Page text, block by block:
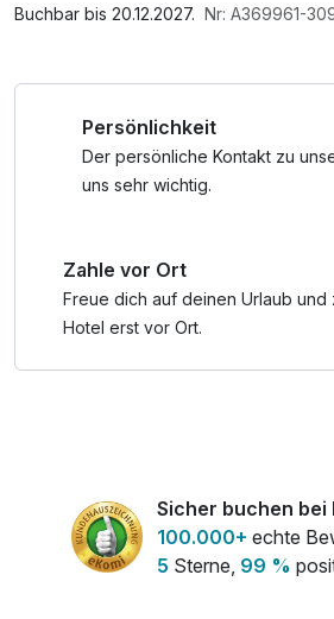
wünschen Ihnen viel Spaß und eine
Nutzung des Fitnessbereichs, W-
Buchbar bis 20.12.2027. Nr: A369961-
Persönlichkeit
Der persönliche Kontakt zu
uns sehr wichtig.
Zahle vor Ort
Freue dich auf deinen Urlaub und
Hotel erst vor Ort.
Sicher buchen bei
100.000+ echte
5 Sterne, 99 %